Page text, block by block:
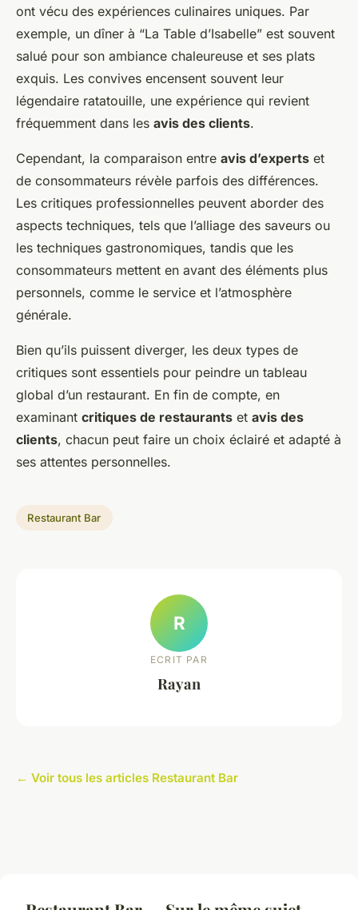
ont vécu des expériences culinaires uniques. Par
exemple, un dîner à “La Table d’Isabelle” est souvent
salué pour son ambiance chaleureuse et ses plats
exquis. Les convives encensent souvent leur
légendaire ratatouille, une expérience qui revient
fréquemment dans les avis des clients.
Cependant, la comparaison entre avis d’experts et
de consommateurs révèle parfois des différences.
Les critiques professionnelles peuvent aborder des
aspects techniques, tels que l’alliage des saveurs ou
les techniques gastronomiques, tandis que les
consommateurs mettent en avant des éléments plus
personnels, comme le service et l’atmosphère
générale.
Bien qu’ils puissent diverger, les deux types de
critiques sont essentiels pour peindre un tableau
global d’un restaurant. En fin de compte, en
examinant critiques de restaurants et avis des
clients, chacun peut faire un choix éclairé et adapté à
ses attentes personnelles.
Restaurant Bar
R
ECRIT PAR
Rayan
← Voir tous les articles Restaurant Bar